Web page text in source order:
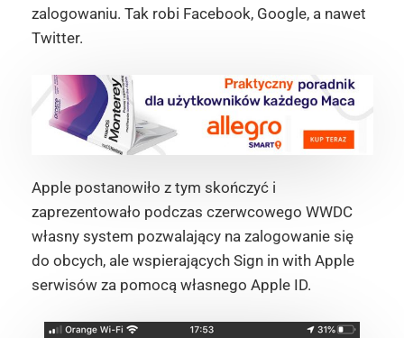
zalogowaniu. Tak robi Facebook, Google, a nawet
Twitter.
Apple postanowiło z tym skończyć i
zaprezentowało podczas czerwcowego WWDC
własny system pozwalający na zalogowanie się
do obcych, ale wspierających Sign in with Apple
serwisów za pomocą własnego Apple ID.